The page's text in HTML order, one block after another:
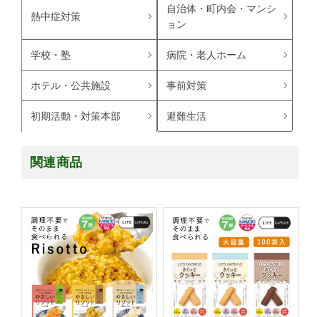
熱中症対策
自治体・町内会・マンシ
ョン
学校・塾 病院・老人ホーム
ホテル・公共施設 事前対策
初期活動・対策本部 避難生活
関連商品